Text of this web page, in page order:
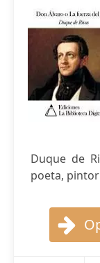
Duque de
poeta,